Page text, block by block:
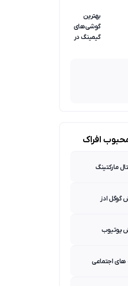
به صدا برای
یوتیوبرها
بهترین
گوشی‌‌های
گیمینگ در
افراک
مارکتینگ
گوگل ادز
یوتیوب
های اجتماعی